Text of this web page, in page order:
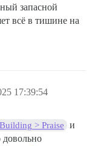
запасной
всё в тишине на
17:39:54
> Praise
и
довольно